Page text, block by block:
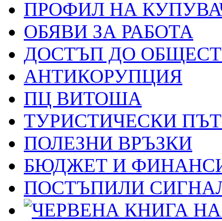
ПРОФИЛ НА
ОБЯВИ ЗА РАБОТА
ДОСТЪП ДО
АНТИКОРУПЦИЯ
ПЦ ВИТОША
ТУРИСТИЧЕСКИ
ПОЛЕЗНИ ВРЪЗКИ
БЮДЖЕТ И
ПОСТЪПИЛИ